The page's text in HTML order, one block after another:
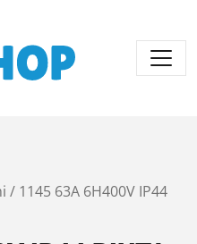
1145 63A 6H400V IP44